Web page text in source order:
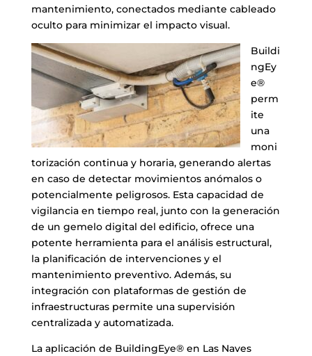
mantenimiento, conectados mediante cableado
oculto para minimizar el impacto visual.
Buildi
ngEy
e®
perm
ite
una
moni
torización continua y horaria, generando alertas
en caso de detectar movimientos anómalos o
potencialmente peligrosos. Esta capacidad de
vigilancia en tiempo real, junto con la generación
de un gemelo digital del edificio, ofrece una
potente herramienta para el análisis estructural,
la planificación de intervenciones y el
mantenimiento preventivo. Además, su
integración con plataformas de gestión de
infraestructuras permite una supervisión
centralizada y automatizada.
La aplicación de BuildingEye® en Las Naves